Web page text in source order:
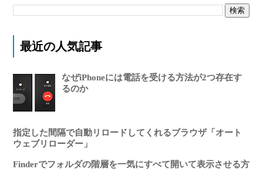
最近の人気記事
なぜiPhoneには電話を受ける方法が2つ存在す
るのか
指定した間隔で自動リロードしてくれるブラウザ「オート
ウェブリローダー」
Finderでフォルダの階層を一気にすべて開いて表示させる方